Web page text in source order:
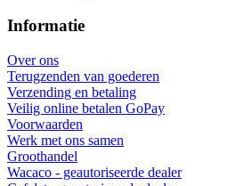
Informatie
Over ons
Terugzenden van goederen
Verzending en betaling
Veilig online betalen GoPay
Voorwaarden
Werk met ons samen
Groothandel
Wacaco - geautoriseerde dealer